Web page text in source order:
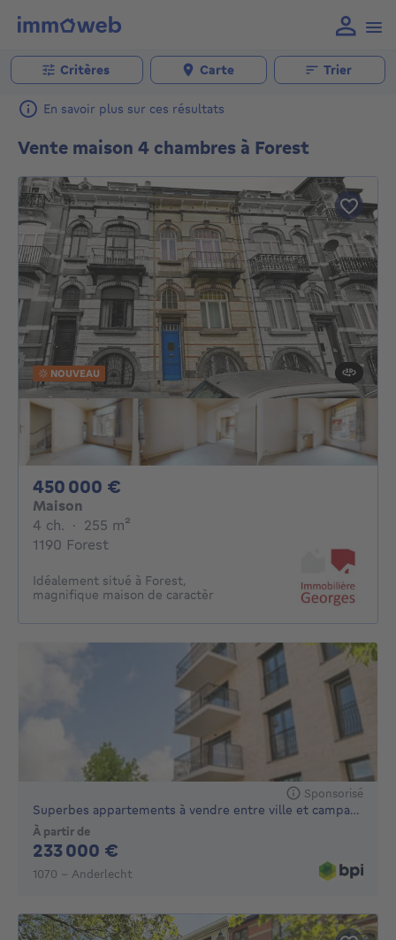
Critères Carte Trier
En savoir plus sur ces résultats
Vente maison 4 chambres à Forest
NOUVEAU
450 000 €
Maison
4 ch. 4 chambres
· 255 m²
1190 Forest
Idéalement situé à Forest,
magnifique maison de caractèr
Sponsorisé
Superbes appartements à vendre entre ville et campagne
À partir de
233 000 €
1070 - Anderlecht